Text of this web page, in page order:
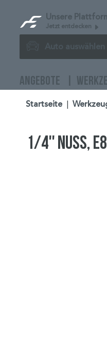
Unsere
Jetzt entdecken
Auto auswählen
ANGEBOTE
Startseite
1/4'' Nuss, E8